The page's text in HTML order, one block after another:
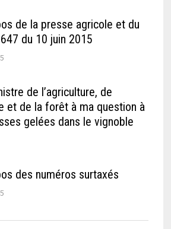
de la presse agricole et du
du 10 juin 2015
de l’agriculture, de
et de la forêt à ma question à
gelées dans le vignoble
des numéros surtaxés